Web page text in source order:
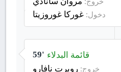
دخول: غوركا غوروزيتا
59' قائمة البدلاء
خروج: روبرت نافارو